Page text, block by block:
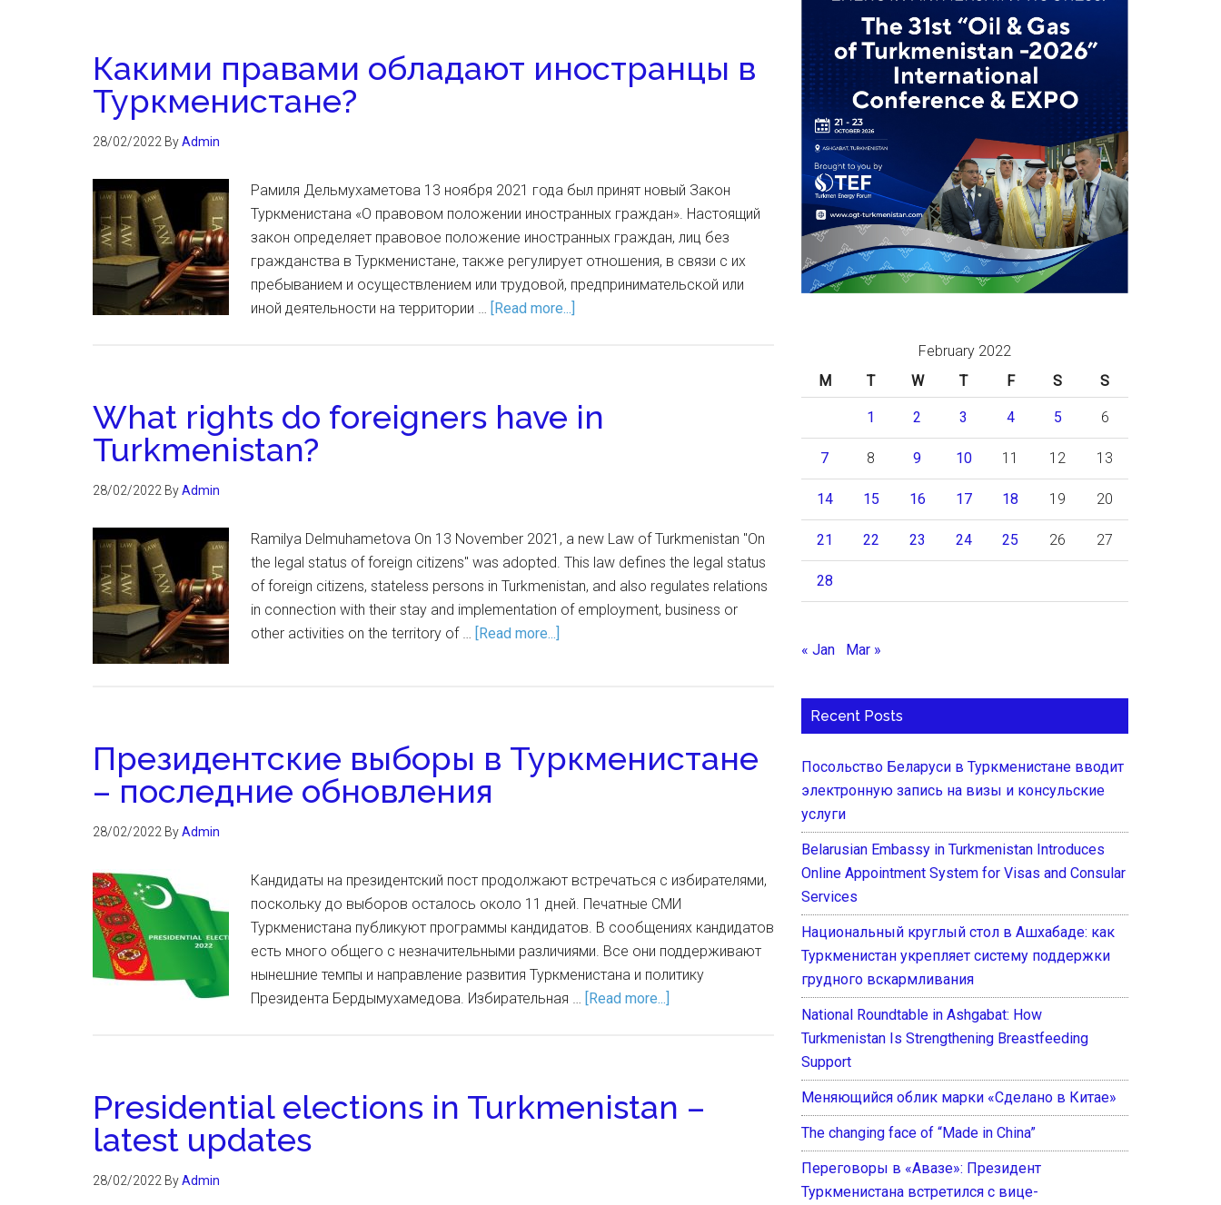
Какими правами обладают иностранцы в
Туркменистане?
28/02/2022 ByAdmin
Рамиля Дельмухаметова 13 ноября 2021 года был принят новый Закон
Туркменистана «О правовом положении иностранных граждан». Настоящий
закон определяет правовое положение иностранных граждан, лиц без
гражданства в Туркменистане, также регулирует отношения, в связи с их
пребыванием и осуществлением или трудовой, предпринимательской или
иной деятельности на территории … [Read more...]
What rights do foreigners have in
Turkmenistan?
28/02/2022 ByAdmin
Ramilya Delmuhametova On 13 November 2021, a new Law of Turkmenistan "On
the legal status of foreign citizens" was adopted. This law defines the legal status
of foreign citizens, stateless persons in Turkmenistan, and also regulates relations
in connection with their stay and implementation of employment, business or
other activities on the territory of … [Read more...]
Президентские выборы в Туркменистане
– последние обновления
28/02/2022 ByAdmin
Кандидаты на президентский пост продолжают встречаться с избирателями,
поскольку до выборов осталось около 11 дней. Печатные СМИ
Туркменистана публикуют программы кандидатов. В сообщениях кандидатов
есть много общего с незначительными различиями. Все они поддерживают
нынешние темпы и направление развития Туркменистана и политику
Президента Бердымухамедова. Избирательная … [Read more...]
Presidential elections in Turkmenistan –
latest updates
28/02/2022 ByAdmin
February 2022
M
T W T F S S
1 2 3 4 5 6
7 8 9 10 11 12 13
14 15 16 17 18 19 20
21 22 23 24 25 26 27
28
« Jan Mar »
Recent Posts
Посольство Беларуси в Туркменистане вводит
электронную запись на визы и консульские
услуги
Belarusian Embassy in Turkmenistan Introduces
Online Appointment System for Visas and Consular
Services
Национальный круглый стол в Ашхабаде: как
Туркменистан укрепляет систему поддержки
грудного вскармливания
National Roundtable in Ashgabat: How
Turkmenistan Is Strengthening Breastfeeding
Support
Меняющийся облик марки «Сделано в Китае»
The changing face of “Made in China”
Переговоры в «Авазе»: Президент
Туркменистана встретился с вице-